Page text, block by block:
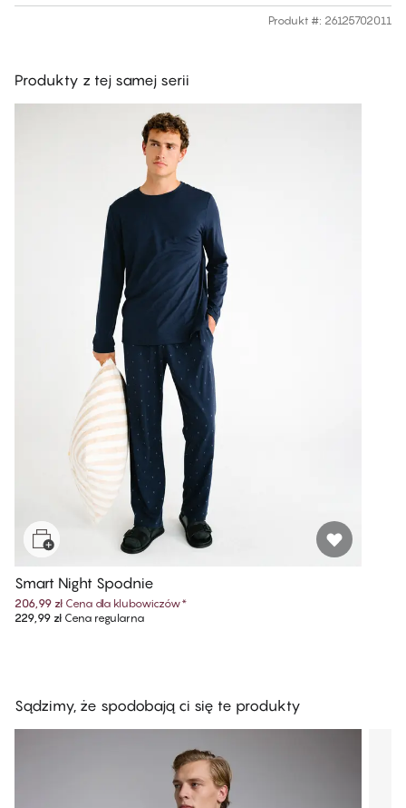
Produkt #: 26125702011
Produkty z tej samej serii
Smart Night Spodnie
206,99 zł Cena dla klubowiczów*
229,99 złCena regularna
Sądzimy, że spodobają ci się te produkty